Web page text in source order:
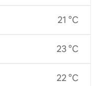
21 °C
23 °C
22 °C